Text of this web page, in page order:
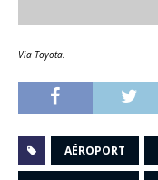
Via Toyota.
AÉROPORT